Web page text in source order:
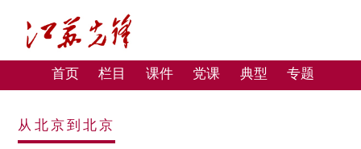
首页 栏目 课件 党课 典型 专题
从北京到北京